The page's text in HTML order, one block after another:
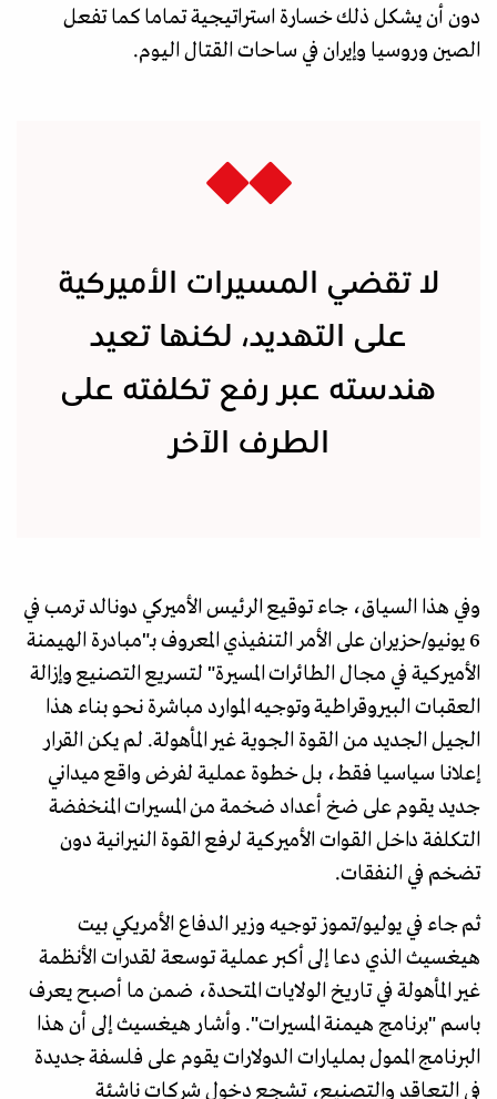
دون أن يشكل ذلك خسارة استراتيجية تماما كما تفعل
الصين وروسيا وإيران في ساحات القتال اليوم.
لا تقضي المسيرات الأميركية
على التهديد، لكنها تعيد
هندسته عبر رفع تكلفته على
الطرف الآخر
وفي هذا السياق، جاء توقيع الرئيس الأميركي دونالد ترمب في
6 يونيو/حزيران على الأمر التنفيذي المعروف بـ"مبادرة الهيمنة
الأميركية في مجال الطائرات المسيرة" لتسريع التصنيع وإزالة
العقبات البيروقراطية وتوجيه الموارد مباشرة نحو بناء هذا
الجيل الجديد من القوة الجوية غير المأهولة. لم يكن القرار
إعلانا سياسيا فقط، بل خطوة عملية لفرض واقع ميداني
جديد يقوم على ضخ أعداد ضخمة من المسيرات المنخفضة
التكلفة داخل القوات الأميركية لرفع القوة النيرانية دون
تضخم في النفقات.
ثم جاء في يوليو/تموز توجيه وزير الدفاع الأمريكي بيت
هيغسيث الذي دعا إلى أكبر عملية توسعة لقدرات الأنظمة
غير المأهولة في تاريخ الولايات المتحدة، ضمن ما أصبح يعرف
باسم "برنامج هيمنة المسيرات". وأشار هيغسيث إلى أن هذا
البرنامج الممول بمليارات الدولارات يقوم على فلسفة جديدة
في التعاقد والتصنيع، تشجع دخول شركات ناشئة